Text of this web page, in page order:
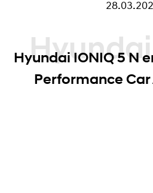
Hyundai News
Hyundai IONIQ 5 N
Performance